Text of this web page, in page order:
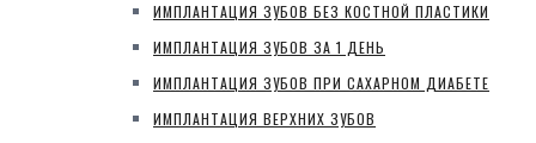
ИМПЛАНТАЦИЯ ЗУБОВ БЕЗ КОСТНОЙ ПЛАСТИКИ
ИМПЛАНТАЦИЯ ЗУБОВ ЗА 1 ДЕНЬ
ИМПЛАНТАЦИЯ ЗУБОВ ПРИ САХАРНОМ ДИАБЕТЕ
ИМПЛАНТАЦИЯ ВЕРХНИХ ЗУБОВ